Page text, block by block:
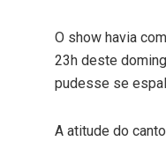
O show havia
23h deste
pudesse se
A atitude do